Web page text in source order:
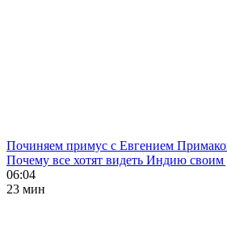
Починяем примус с Евгением
Почему все хотят видеть Индию своим
06:04
23 мин